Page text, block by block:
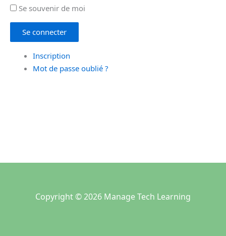
Se souvenir de moi
Se connecter
Inscription
Mot de passe oublié ?
Copyright © 2026 Manage Tech Learning